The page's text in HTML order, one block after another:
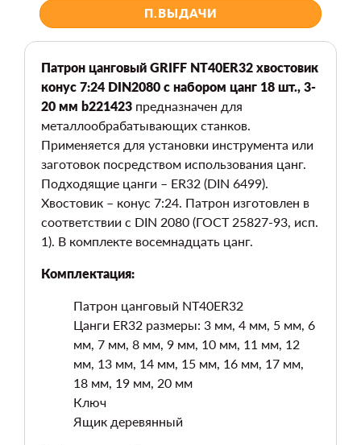
П.ВЫДАЧИ
Патрон цанговый GRIFF NT40ER32 хвостовик
конус 7:24 DIN2080 с набором цанг 18 шт., 3-
20 мм b221423 предназначен для
металлообрабатывающих станков.
Применяется для установки инструмента или
заготовок посредством использования цанг.
Подходящие цанги – ER32 (DIN 6499).
Хвостовик – конус 7:24. Патрон изготовлен в
соответствии с DIN 2080 (ГОСТ 25827-93, исп.
1). В комплекте восемнадцать цанг.
Комплектация:
Патрон цанговый NT40ER32
Цанги ER32 размеры: 3 мм, 4 мм, 5 мм, 6
мм, 7 мм, 8 мм, 9 мм, 10 мм, 11 мм, 12
мм, 13 мм, 14 мм, 15 мм, 16 мм, 17 мм,
18 мм, 19 мм, 20 мм
Ключ
Ящик деревянный